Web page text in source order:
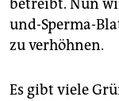
betreibt. Nun
und-Sperma-
zu verhöhnen.
Es gibt viele